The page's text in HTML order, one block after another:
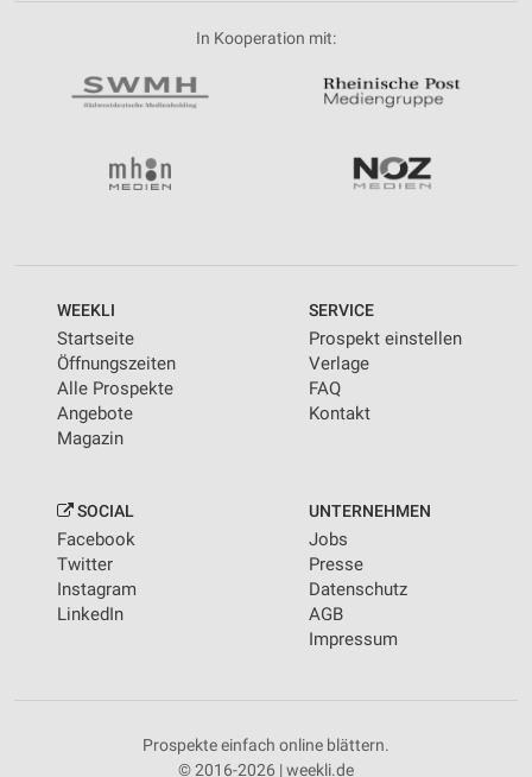
In Kooperation mit:
WEEKLI
Startseite
Öffnungszeiten
Alle Prospekte
Angebote
Magazin
SERVICE
Prospekt einstellen
Verlage
FAQ
Kontakt
SOCIAL
Facebook
Twitter
Instagram
LinkedIn
UNTERNEHMEN
Jobs
Presse
Datenschutz
AGB
Impressum
Prospekte einfach online blättern.
© 2016-2026 | weekli.de